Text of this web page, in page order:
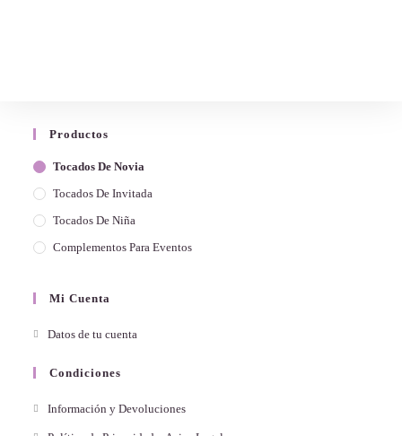
Productos
Tocados De Novia
Tocados De Invitada
Tocados De Niña
Complementos Para Eventos
Mi Cuenta
Datos de tu cuenta
Condiciones
Información y Devoluciones